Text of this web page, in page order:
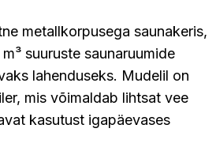
metallkorpusega saunakeris,
suuruste saunaruumide
lahenduseks. Mudelil on
mis võimaldab lihtsat vee
kasutust igapäevases